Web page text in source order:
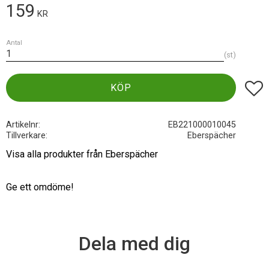
159 KR
Antal
st
KÖP Lägg
Artikelnr
EB221000010045
Tillverkare
Eberspächer
Visa alla produkter från Eberspächer
Ge ett omdöme!
Dela med dig